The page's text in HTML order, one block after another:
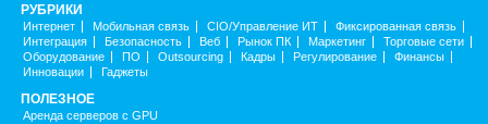
РУБРИКИ
Интернет Мобильная связь CIO/Управление ИТ
Фиксированная связь
Интеграция
Безопасность Веб Рынок ПК Маркетинг
Торговые сети
Оборудование
ПО Outsourcing Кадры Регулирование
Финансы
Инновации
Гаджеты
ПОЛЕЗНОЕ
Аренда серверов с GPU